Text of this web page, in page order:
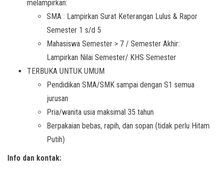
melampirkan:
SMA : Lampirkan Surat Keterangan Lulus & Rapor
Semester 1 s/d 5
Mahasiswa Semester > 7 / Semester Akhir:
Lampirkan Nilai Semester/ KHS Semester
TERBUKA UNTUK UMUM
Pendidikan SMA/SMK sampai dengan S1 semua
jurusan
Pria/wanita usia maksimal 35 tahun
Berpakaian bebas, rapih, dan sopan (tidak perlu Hitam
Putih)
Info dan kontak: